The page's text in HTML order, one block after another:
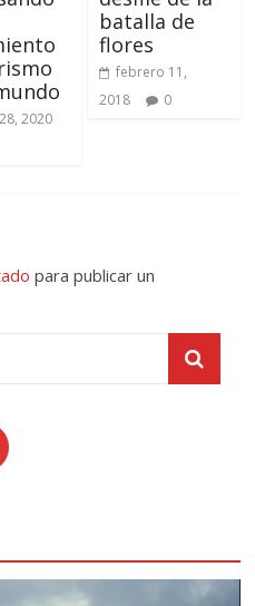
2020
batalla de
flores
febrero 11,
2018
0
para publicar un